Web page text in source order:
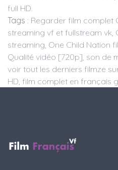
full HD.
Tags : Regarder film complet
streaming vf et fullstream vk,
streaming, One Child Nation
Qualité vidéo [720p], son de
voir tout les derniers filmze
HD, film complet en français